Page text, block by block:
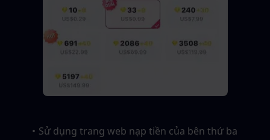
Sử dụng trang web nạp tiền của bên thứ ba